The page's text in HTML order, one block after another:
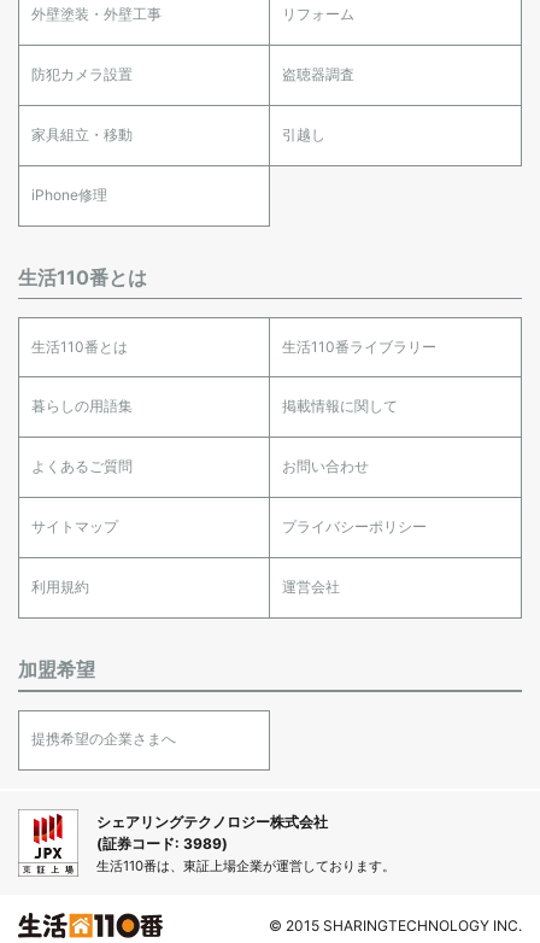
外壁塗装・外壁工事 リフォーム
防犯カメラ設置 盗聴器調査
家具組立・移動 引越し
iPhone修理
生活110番とは
生活110番とは 生活110番ライブラリー
暮らしの用語集 掲載情報に関して
よくあるご質問 お問い合わせ
サイトマップ プライバシーポリシー
利用規約 運営会社
加盟希望
提携希望の企業さまへ
シェアリングテクノロジー株式会社
(証券コード: 3989)
生活110番は、東証上場企業が運営しております。
© 2015 SHARINGTECHNOLOGY INC.